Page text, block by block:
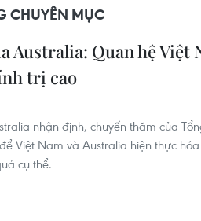
CHUYÊN MỤC
Australia: Quan hệ
trị cao
nhận định, chuyến thăm của
Việt Nam và Australia hiện thực
cụ thể.